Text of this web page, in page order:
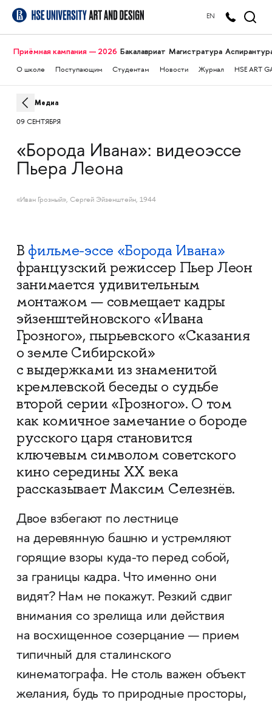
EN
Приёмная кампания — 2026 Бакалавриат Магистратура
О школе Поступающим Студентам Новости Журнал HSE ART
Медиа
09 СЕНТЯБРЯ
«Борода Ивана»: видеоэссе
Пьера Леона
«Иван Грозный», Сергей Эйзенштейн, 1944
В фильме-эссе «Борода Ивана»
французский режиссер Пьер Леон
занимается удивительным
монтажом — совмещает кадры
эйзенштейновского «Ивана
Грозного», пырьевского «Сказания
о земле Сибирской»
с выдержками из знаменитой
кремлевской беседы о судьбе
второй серии «Грозного». О том
как комичное замечание о бороде
русского царя становится
ключевым символом советского
кино середины XX века
рассказывает Максим Селезнёв.
Двое взбегают по лестнице
на деревянную башню и устремляют
горящие взоры куда-то перед собой,
за границы кадра. Что именно они
видят? Нам не покажут. Резкий сдвиг
внимания со зрелища или действия
на восхищенное созерцание — прием
типичный для сталинского
кинематографа. Не столь важен объект
желания, будь то природные просторы,